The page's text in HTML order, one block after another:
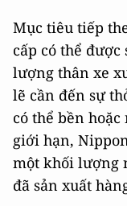
Mục tiêu tiếp
cấp có thể
lượng thân xe
lẽ cần đến sự
có thể bền
giới hạn,
một khối lượng
đã sản xuất